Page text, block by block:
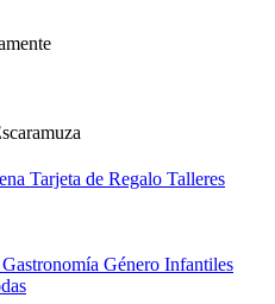
Tarjeta de Regalo Talleres
Gastronomía Género Infantiles